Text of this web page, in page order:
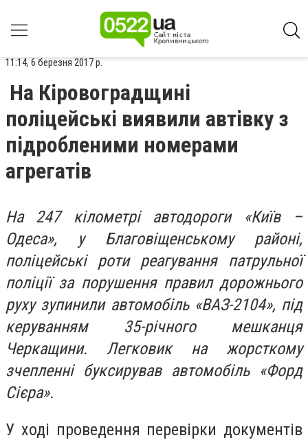
11:14, 6 березня 2017 р.
На Кіровоградщині
поліцейські виявили автівку з
підробленими номерами
агрегатів
На 247 кілометрі автодороги «Київ –
Одеса», у Благовіщенському районі,
поліцейські роти реагування патрульної
поліції за порушення правил дорожнього
руху зупинили автомобіль «ВАЗ-2104», під
керуванням 35-річного мешканця
Черкащини. Легковик на жорсткому
зчепленні буксирував автомобіль «Форд
Сієра».
У ході проведення перевірки документів